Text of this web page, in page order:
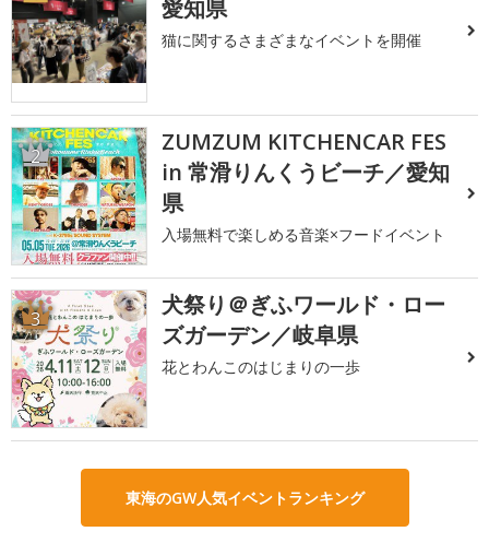
愛知県
猫に関するさまざまなイベントを開催
2
ZUMZUM KITCHENCAR FES
in 常滑りんくうビーチ／愛知
県
入場無料で楽しめる音楽×フードイベント
3
犬祭り＠ぎふワールド・ロー
ズガーデン／岐阜県
花とわんこのはじまりの一歩
東海のGW人気イベントランキング